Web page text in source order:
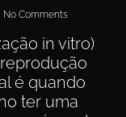
No Comments
in vitro)
é quando
ter uma